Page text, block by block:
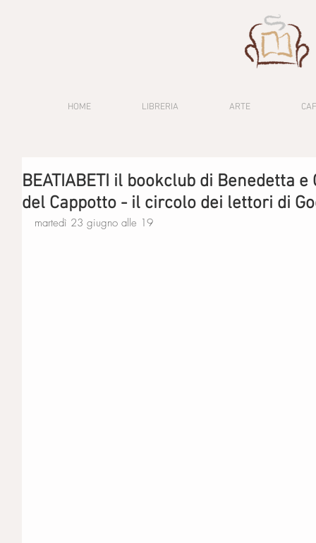
HOME LIBRERIA ARTE
BEATIABETI il bookclub di Benedetta
del Cappotto - il circolo dei lettori di
martedì 23 giugno alle 19